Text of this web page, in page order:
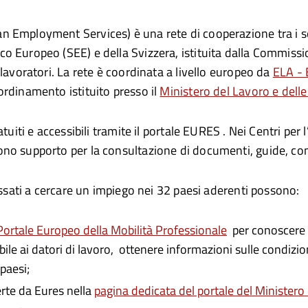
Employment Services) è una rete di cooperazione tra
Europeo (SEE) e della Svizzera, istituita dalla
La rete è coordinata a livello europeo da ELA -
istituito presso il Ministero del Lavoro e
e accessibili tramite il portale EURES . Nei Centri
supporto per la consultazione di documenti, guide,
a cercare un impiego nei 32 paesi aderenti possono:
Europeo della Mobilità Professionale per
ai datori di lavoro, ottenere informazioni sulle
da Eures nellapagina dedicata del portale del